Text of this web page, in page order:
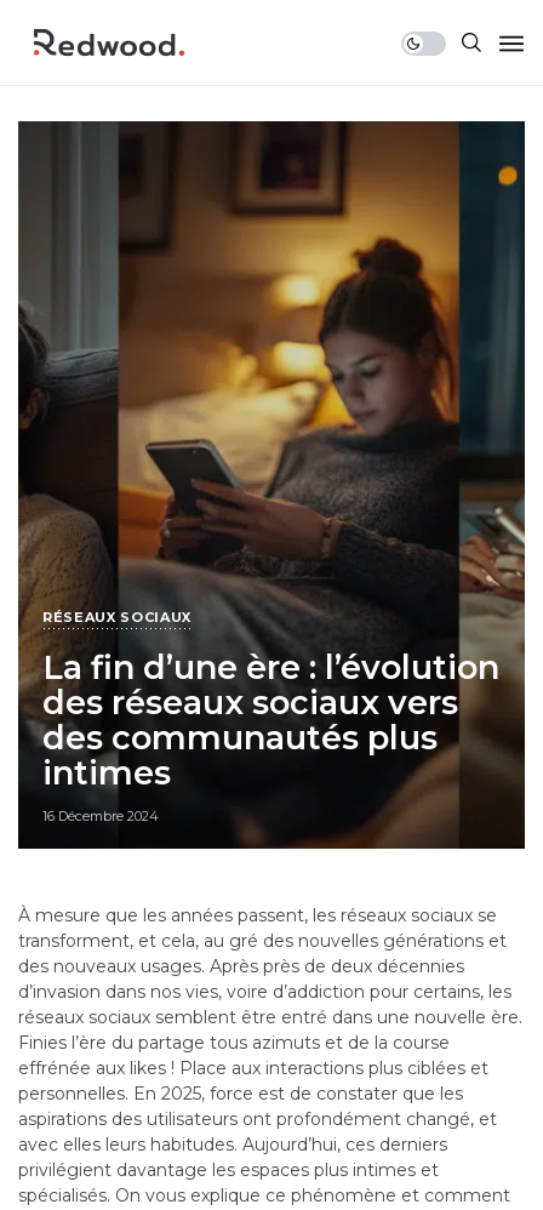
RÉSEAUX SOCIAUX
La fin d’une ère : l’évolution
des réseaux sociaux vers
des communautés plus
intimes
16 Décembre 2024
À mesure que les années passent, les réseaux sociaux se
transforment, et cela, au gré des nouvelles générations et
des nouveaux usages. Après près de deux décennies
d’invasion dans nos vies, voire d’addiction pour certains, les
réseaux sociaux semblent être entré dans une nouvelle ère.
Finies l’ère du partage tous azimuts et de la course
effrénée aux likes ! Place aux interactions plus ciblées et
personnelles. En 2025, force est de constater que les
aspirations des utilisateurs ont profondément changé, et
avec elles leurs habitudes. Aujourd’hui, ces derniers
privilégient davantage les espaces plus intimes et
spécialisés. On vous explique ce phénomène et comment